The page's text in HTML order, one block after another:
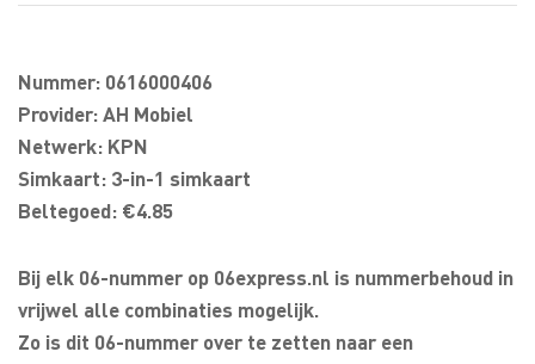
Nummer: 0616000406
Provider: AH Mobiel
Netwerk: KPN
Simkaart: 3-in-1 simkaart
Beltegoed: €4.85
Bij elk 06-nummer op 06express.nl is nummerbehoud in
vrijwel alle combinaties mogelijk.
Zo is dit 06-nummer over te zetten naar een